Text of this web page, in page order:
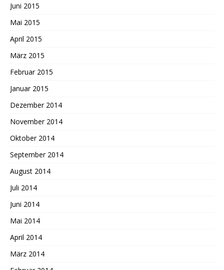
Juni 2015
Mai 2015
April 2015
März 2015
Februar 2015
Januar 2015
Dezember 2014
November 2014
Oktober 2014
September 2014
August 2014
Juli 2014
Juni 2014
Mai 2014
April 2014
März 2014